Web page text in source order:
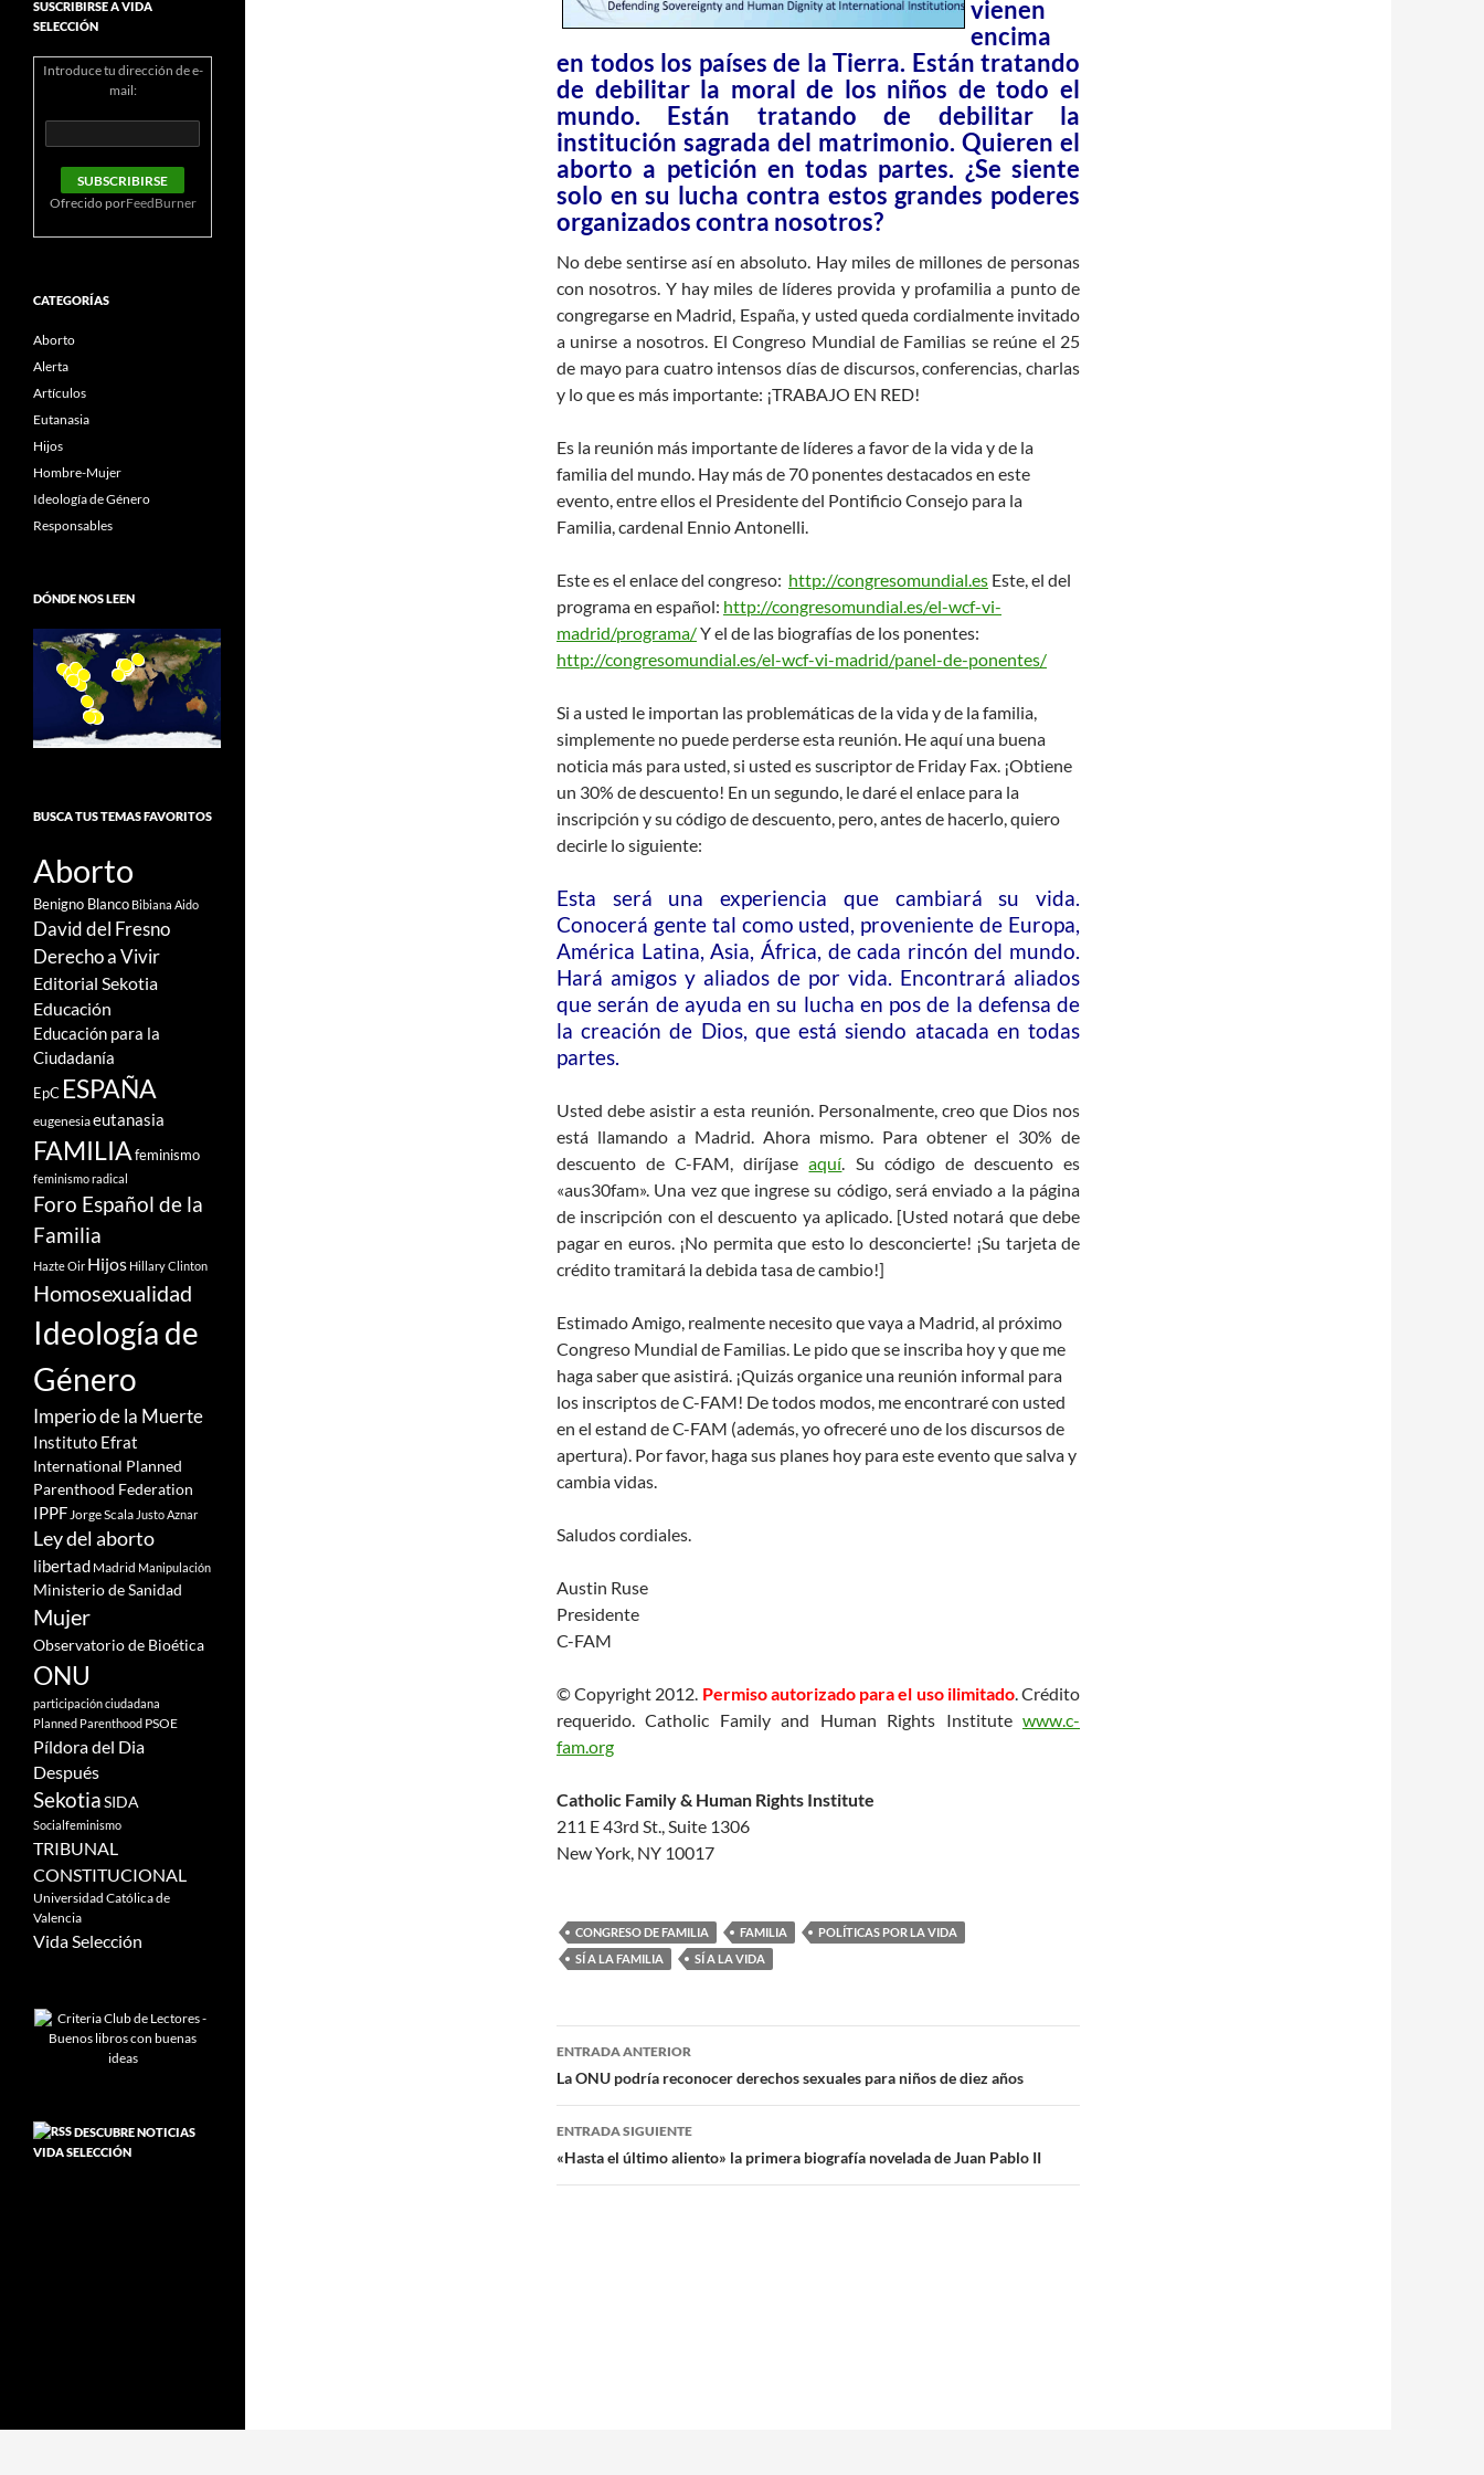
vienen
encima
en todos los países de la Tierra. Están tratando
de debilitar la moral de los niños de todo el
mundo. Están tratando de debilitar la
institución sagrada del matrimonio. Quieren el
aborto a petición en todas partes. ¿Se siente
solo en su lucha contra estos grandes poderes
organizados contra nosotros?
No debe sentirse así en absoluto. Hay miles de millones de personas
con nosotros. Y hay miles de líderes provida y profamilia a punto de
congregarse en Madrid, España, y usted queda cordialmente invitado
a unirse a nosotros. El Congreso Mundial de Familias se reúne el 25
de mayo para cuatro intensos días de discursos, conferencias, charlas
y lo que es más importante: ¡TRABAJO EN RED!
Es la reunión más importante de líderes a favor de la vida y de la
familia del mundo. Hay más de 70 ponentes destacados en este
evento, entre ellos el Presidente del Pontificio Consejo para la
Familia, cardenal Ennio Antonelli.
Este es el enlace del congreso: http://congresomundial.es Este, el del
programa en español: http://congresomundial.es/el-wcf-vi-
madrid/programa/Y el de las biografías de los ponentes:
http://congresomundial.es/el-wcf-vi-madrid/panel-de-ponentes/
Si a usted le importan las problemáticas de la vida y de la familia,
simplemente no puede perderse esta reunión. He aquí una buena
noticia más para usted, si usted es suscriptor de Friday Fax. ¡Obtiene
un 30% de descuento! En un segundo, le daré el enlace para la
inscripción y su código de descuento, pero, antes de hacerlo, quiero
decirle lo siguiente:
Esta será una experiencia que cambiará su vida.
Conocerá gente tal como usted, proveniente de Europa,
América Latina, Asia, África, de cada rincón del mundo.
Hará amigos y aliados de por vida. Encontrará aliados
que serán de ayuda en su lucha en pos de la defensa de
la creación de Dios, que está siendo atacada en todas
partes.
Usted debe asistir a esta reunión. Personalmente, creo que Dios nos
está llamando a Madrid. Ahora mismo. Para obtener el 30% de
descuento de C-FAM, diríjaseaquí. Su código de descuento es
«aus30fam». Una vez que ingrese su código, será enviado a la página
de inscripción con el descuento ya aplicado. [Usted notará que debe
pagar en euros. ¡No permita que esto lo desconcierte! ¡Su tarjeta de
crédito tramitará la debida tasa de cambio!]
Estimado Amigo, realmente necesito que vaya a Madrid, al próximo
Congreso Mundial de Familias. Le pido que se inscriba hoy y que me
haga saber que asistirá. ¡Quizás organice una reunión informal para
los inscriptos de C-FAM! De todos modos, me encontraré con usted
en el estand de C-FAM (además, yo ofreceré uno de los discursos de
apertura). Por favor, haga sus planes hoy para este evento que salva y
cambia vidas.
Saludos cordiales.
Austin Ruse
Presidente
C-FAM
© Copyright 2012. Permiso autorizado para el uso ilimitado. Crédito
requerido. Catholic Family and Human Rights Institute www.c-
fam.org
Catholic Family & Human Rights Institute
211 E 43rd St., Suite 1306
New York, NY 10017
CONGRESO DE FAMILIA FAMILIA
POLÍTICAS POR LA VIDA
SÍ A LA FAMILIA
SÍ A LA VIDA
Navegación
de
entradas
ENTRADA ANTERIOR
La ONU podría reconocer derechos sexuales para niños de diez años
ENTRADA SIGUIENTE
«Hasta el último aliento» la primera biografía novelada de Juan Pablo II
SUSCRIBIRSE A VIDA
SELECCIÓN
Introduce tu dirección de e-
mail:
Ofrecido porFeedBurner
CATEGORÍAS
Aborto
Alerta
Artículos
Eutanasia
Hijos
Hombre-Mujer
Ideología de Género
Responsables
DÓNDE NOS LEEN
BUSCA TUS TEMAS FAVORITOS
Aborto
Benigno Blanco Bibiana Aido
David del Fresno
Derecho a Vivir
Editorial Sekotia
Educación
Educación para la
Ciudadanía
EpC ESPAÑA
eugenesiaeutanasia
FAMILIAfeminismo
feminismo radical
Foro Español de la
Familia
Hazte Oir Hijos Hillary Clinton
Homosexualidad
Ideología de
Género
Imperio de la Muerte
Instituto Efrat
International Planned
Parenthood Federation
IPPFJorge Scala Justo Aznar
Ley del aborto
libertad Madrid Manipulación
Ministerio de Sanidad
Mujer
Observatorio de Bioética
ONU
participación ciudadana
Planned Parenthood PSOE
Píldora del Dia
Después
SekotiaSIDA
Socialfeminismo
TRIBUNAL
CONSTITUCIONAL
Universidad Católica de
Valencia
Vida Selección
DESCUBRE NOTICIAS
VIDA SELECCIÓN